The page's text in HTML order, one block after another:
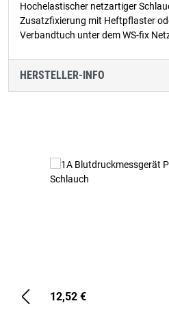
Hochelastischer netzartiger
Zusatzfixierung mit Heftpflaster
Verbandtuch unter dem WS-fix
HERSTELLER-INFO
12,52 €